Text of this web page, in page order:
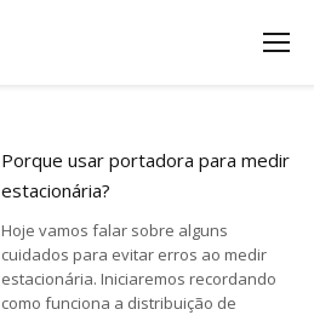
Porque usar portadora para medir
estacionária?
Hoje vamos falar sobre alguns
cuidados para evitar erros ao medir
estacionária. Iniciaremos recordando
como funciona a distribuição de